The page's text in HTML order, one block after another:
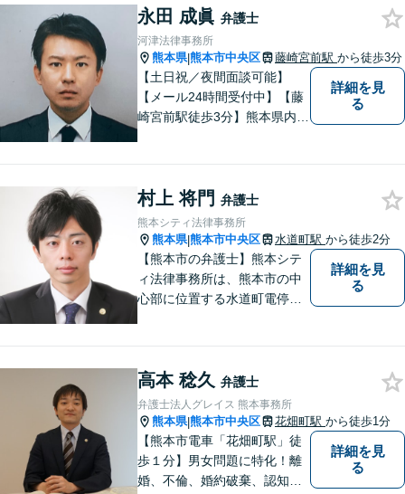
い！
永田 成眞 弁護士
河津法律事務所
熊本県|熊本市中央区 藤崎宮前駅 から徒歩3分
【土日祝／夜間面談可能】
【メール24時間受付中】【藤
崎宮前駅徒歩3分】熊本県内及
の方の契約関係トラブルまで
幅広くご相談いただいており
ます。お気軽にご相談くださ
い。
詳細を見
る
村上 将門 弁護士
熊本シティ法律事務所
熊本県|熊本市中央区 水道町駅 から徒歩2分
【熊本市の弁護士】熊本シテ
ィ法律事務所は、熊本市の中
心部に位置する水道町電停よ
す。
詳細を見
る
高本 稔久 弁護士
弁護士法人グレイス 熊本事務所
熊本県|熊本市中央区 花畑町駅 から徒歩1分
【熊本市電車「花畑町駅」徒
歩１分】男女問題に特化！離
婚、不倫、婚約破棄、認知、
詳細を見
る